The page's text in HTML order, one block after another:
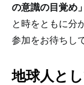
の意識の目覚め」
と時をともに分
参加をお待ちし
地球人と